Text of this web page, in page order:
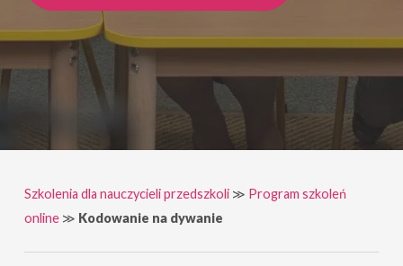
Szkolenia dla nauczycieli przedszkoli ≫ Program szkoleń
online ≫ Kodowanie na dywanie